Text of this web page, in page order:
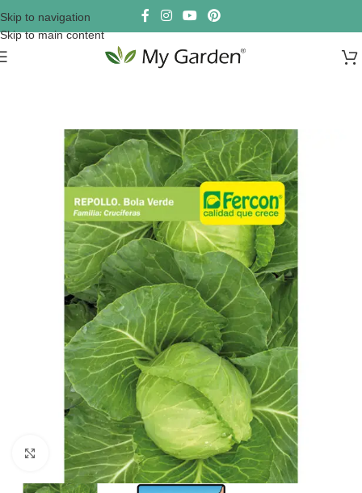
Skip to navigation
Skip to main content
Click to enlarge